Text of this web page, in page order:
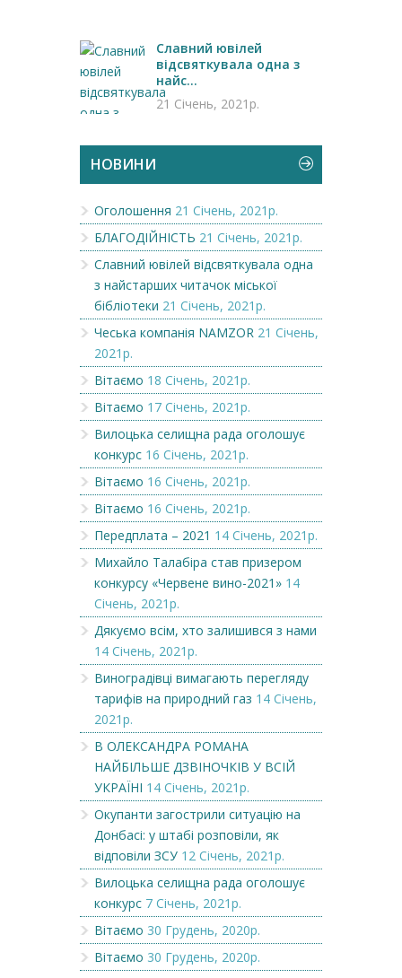
Славний ювілей
відсвяткувала одна з
найс...
21 Січень, 2021р.
НОВИНИ
Оголошення 21 Січень, 2021р.
БЛАГОДІЙНІСТЬ 21 Січень, 2021р.
Славний ювілей відсвяткувала одна
з найстарших читачок міської
бібліотеки 21 Січень, 2021р.
Чеська компанія NAMZOR 21 Січень,
2021р.
Вітаємо 18 Січень, 2021р.
Вітаємо 17 Січень, 2021р.
Вилоцька селищна рада оголошує
конкурс 16 Січень, 2021р.
Вітаємо 16 Січень, 2021р.
Вітаємо 16 Січень, 2021р.
Передплата – 2021 14 Січень, 2021р.
Михайло Талабіра став призером
конкурсу «Червене вино-2021» 14
Січень, 2021р.
Дякуємо всім, хто залишився з нами
14 Січень, 2021р.
Виноградівці вимагають перегляду
тарифів на природний газ 14 Січень,
2021р.
В ОЛЕКСАНДРА РОМАНА
НАЙБІЛЬШЕ ДЗВІНОЧКІВ У ВСІЙ
УКРАЇНІ 14 Січень, 2021р.
Окупанти загострили ситуацію на
Донбасі: у штабі розповіли, як
відповіли ЗСУ 12 Січень, 2021р.
Вилоцька селищна рада оголошує
конкурс 7 Січень, 2021р.
Вітаємо 30 Грудень, 2020р.
Вітаємо 30 Грудень, 2020р.